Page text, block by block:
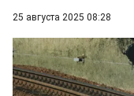
25 августа 2025 08:28